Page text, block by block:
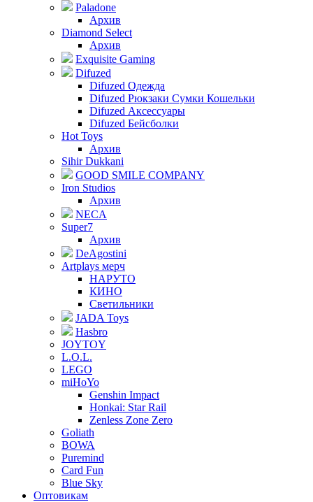
Paladone
Архив
Diamond Select
Архив
Exquisite Gaming
Difuzed
Difuzed Одежда
Difuzed Рюкзаки Сумки Кошельки
Difuzed Аксессуары
Difuzed Бейсболки
Hot Toys
Архив
Sihir Dukkani
GOOD SMILE COMPANY
Iron Studios
Архив
NECA
Super7
Архив
DeAgostini
Artplays мерч
НАРУТО
КИНО
Светильники
JADA Toys
Hasbro
JOYTOY
L.O.L.
LEGO
miHoYo
Genshin Impact
Honkai: Star Rail
Zenless Zone Zero
Goliath
BOWA
Puremind
Card Fun
Blue Sky
Оптовикам